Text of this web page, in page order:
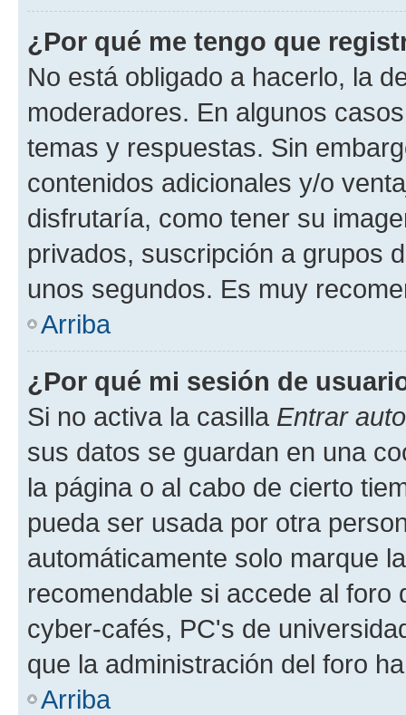
¿Por qué me tengo que
No está obligado a hacerlo, la
moderadores. En algunos
temas y respuestas. Sin
contenidos adicionales y/o
disfrutaría, como tener su
privados, suscripción a grupos
unos segundos. Es muy
Arriba
¿Por qué mi sesión de
Si no activa la casilla Entrar
sus datos se guardan en una
la página o al cabo de cierto
pueda ser usada por otra
automáticamente solo marque
recomendable si accede al foro
cyber-cafés, PC's de
que la administración del foro
Arriba